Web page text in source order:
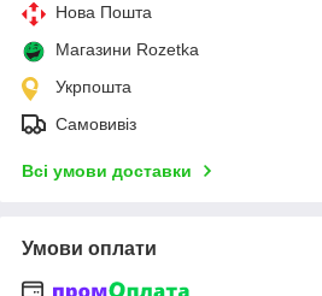
Нова Пошта
Магазини Rozetka
Укрпошта
Самовивіз
Всі умови доставки
Умови оплати